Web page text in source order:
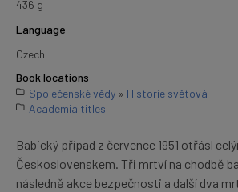
436 g
Language
Czech
Book locations
Společenské vědy » Historie světová
Academia titles
Babický případ z července 1951 otřásl
Československem. Tři mrtví na chodbě
následně akce bezpečnosti a další dva